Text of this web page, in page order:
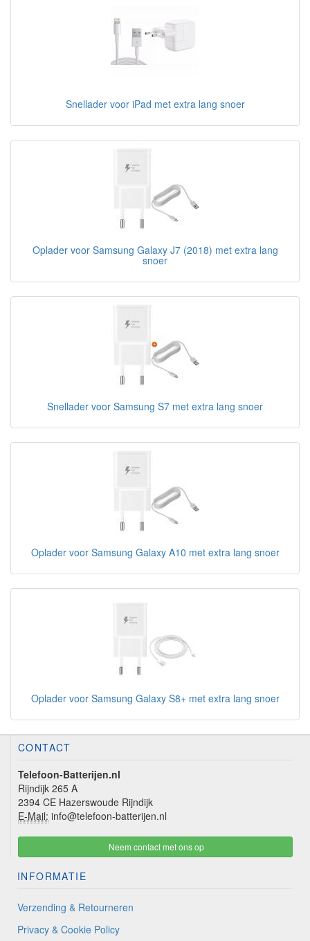
Snellader voor iPad met extra lang snoer
Oplader voor Samsung Galaxy J7 (2018) met extra lang
snoer
Snellader voor Samsung S7 met extra lang snoer
Oplader voor Samsung Galaxy A10 met extra lang snoer
Oplader voor Samsung Galaxy S8+ met extra lang snoer
CONTACT
Telefoon-Batterijen.nl
Rijndijk 265 A
2394 CE Hazerswoude Rijndijk
E-Mail: info@telefoon-batterijen.nl
Neem contact met ons op
INFORMATIE
Verzending & Retourneren
Privacy & Cookie Policy